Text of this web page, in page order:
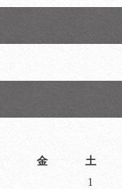
金
土
1